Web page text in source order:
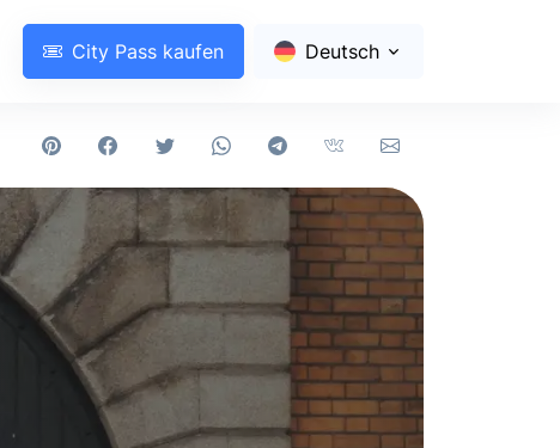
City Pass kaufen Deutsch